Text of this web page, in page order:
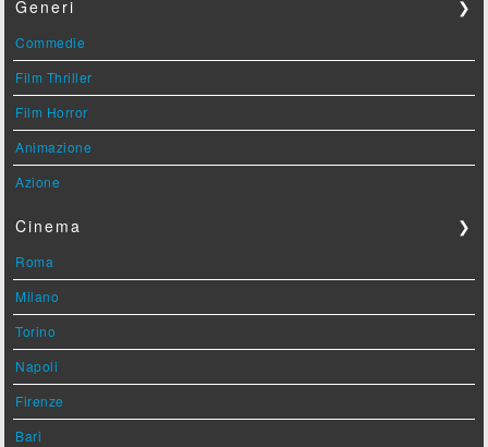
Generi ❯
Commedie
Film Thriller
Film Horror
Animazione
Azione
Cinema ❯
Roma
Milano
Torino
Napoli
Firenze
Bari